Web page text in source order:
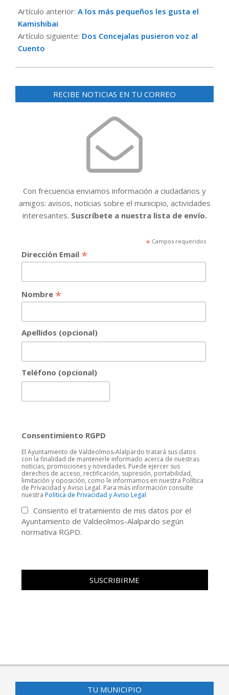
04-
19
Artículo anterior: A los más pequeños les gusta el
Kamishibai
Artículo siguiente: Dos Concejalas pusieron voz al
Cuento
RECIBE NOTICIAS EN TU CORREO
Con frecuencia enviamos información a ciudadanos y
amigos: avisos, noticias sobre el municipio, actividades
interesantes. Suscríbete a nuestra lista de envío.
*Campos requeridos
Dirección Email *
Nombre *
Apellidos (opcional)
Teléfono (opcional)
Consentimiento RGPD
El Ayuntamiento de Valdeolmos-Alalpardo tratará sus datos
con la finalidad de mantenerle informado acerca de nuestras
noticias, promociones y novedades. Puede ejercer sus
derechos de acceso, rectificación, supresión, portabilidad,
limitación y oposición, como le informamos en nuestra Política
de Privacidad y Aviso Legal. Para más información consulte
nuestra Politica de Privacidad y Aviso Legal
Consiento el tratamiento de mis datos por el
Ayuntamiento de Valdeolmos-Alalpardo según
normativa RGPD.
TU MUNICIPIO